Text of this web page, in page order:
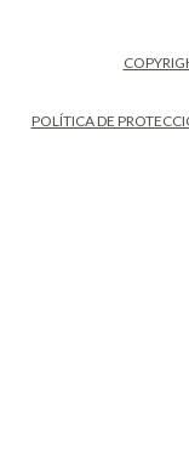
POLÍTICA DE